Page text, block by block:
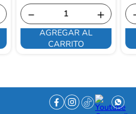
＋
－
AGREGAR AL
CARRITO